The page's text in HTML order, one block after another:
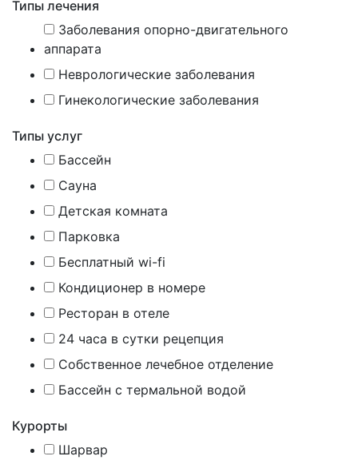
Типы лечения
Заболевания опорно-двигательного
аппарата
Неврологические заболевания
Гинекологические заболевания
Типы услуг
Бассейн
Сауна
Детская комната
Парковка
Бесплатный wi-fi
Кондиционер в номере
Ресторан в отеле
24 часа в сутки рецепция
Собственное лечебное отделение
Бассейн с термальной водой
Курорты
Шарвар